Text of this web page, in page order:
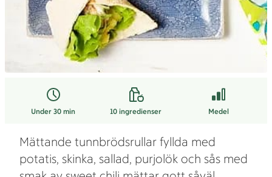
Under 30 min 10ingredienser Medel
Mättande tunnbrödsrullar fyllda med
potatis, skinka, sallad, purjolök och sås med